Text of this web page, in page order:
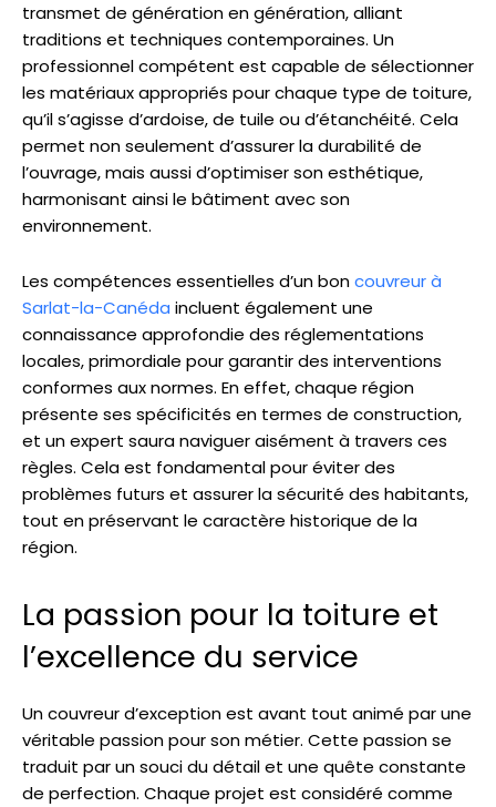
transmet de génération en génération, alliant
traditions et techniques contemporaines. Un
professionnel compétent est capable de sélectionner
les matériaux appropriés pour chaque type de toiture,
qu’il s’agisse d’ardoise, de tuile ou d’étanchéité. Cela
permet non seulement d’assurer la durabilité de
l’ouvrage, mais aussi d’optimiser son esthétique,
harmonisant ainsi le bâtiment avec son
environnement.
Les compétences essentielles d’un boncouvreur à
Sarlat-la-Canéda incluent également une
connaissance approfondie des réglementations
locales, primordiale pour garantir des interventions
conformes aux normes. En effet, chaque région
présente ses spécificités en termes de construction,
et un expert saura naviguer aisément à travers ces
règles. Cela est fondamental pour éviter des
problèmes futurs et assurer la sécurité des habitants,
tout en préservant le caractère historique de la
région.
La passion pour la toiture et
l’excellence du service
Un couvreur d’exception est avant tout animé par une
véritable passion pour son métier. Cette passion se
traduit par un souci du détail et une quête constante
de perfection. Chaque projet est considéré comme